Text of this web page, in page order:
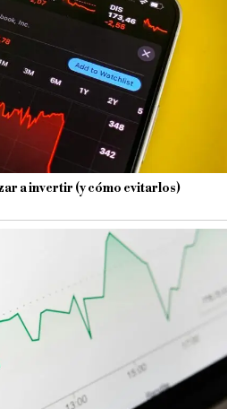
a invertir (y cómo evitarlos)